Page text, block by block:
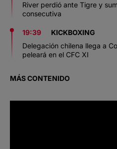
River perdió ante Tigre y
consecutiva
19:39
KICKBOXING
Delegación chilena llega a
peleará en el CFC XI
MÁS CONTENIDO